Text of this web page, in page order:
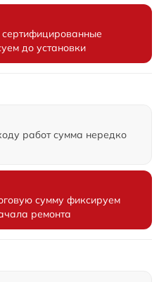
до установки
работ сумма нередко
сумму фиксируем
ремонта